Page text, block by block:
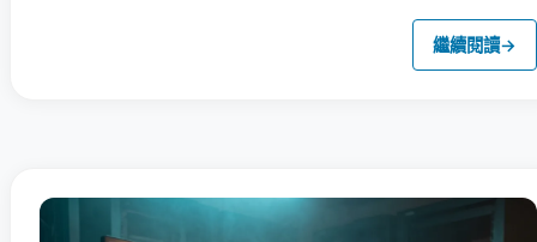
繼續閱讀→